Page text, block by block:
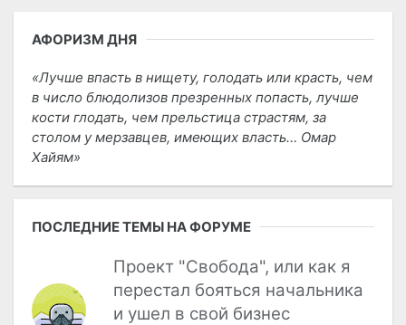
АФОРИЗМ ДНЯ
Лучше впасть в нищету, голодать или красть, чем
в число блюдолизов презренных попасть, лучше
кости глодать, чем прельстица страстям, за
столом у мерзавцев, имеющих власть… Омар
Хайям
ПОСЛЕДНИЕ ТЕМЫ НА ФОРУМЕ
Проект "Свобода", или как я
перестал бояться начальника
и ушел в свой бизнес